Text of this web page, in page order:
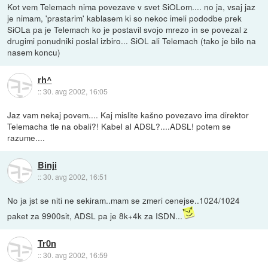
Kot vem Telemach nima povezave v svet SiOLom.... no ja, vsaj jaz
je nimam, 'prastarim' kablasem ki so nekoc imeli pododbe prek
SiOLa pa je Telemach ko je postavil svojo mrezo in se povezal z
drugimi ponudniki poslal izbiro... SiOL ali Telemach (tako je bilo na
nasem koncu)
rh^
::30. avg 2002, 16:05
Jaz vam nekaj povem.... Kaj mislite kašno povezavo ima direktor
Telemacha tle na obali?! Kabel al ADSL?....ADSL! potem se
razume....
Binji
::30. avg 2002, 16:51
No ja jst se niti ne sekiram..mam se zmeri cenejse..1024/1024
paket za 9900sit, ADSL pa je 8k+4k za ISDN...
Tr0n
::30. avg 2002, 16:59